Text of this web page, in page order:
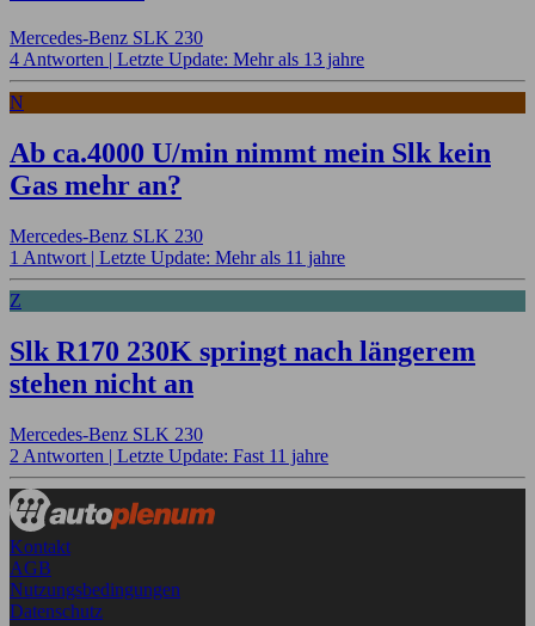
Mercedes-Benz SLK 230
4 Antworten | Letzte Update: Mehr als 13 jahre
N
Ab ca.4000 U/min nimmt mein Slk kein
Gas mehr an?
Mercedes-Benz SLK 230
1 Antwort | Letzte Update: Mehr als 11 jahre
Z
Slk R170 230K springt nach längerem
stehen nicht an
Mercedes-Benz SLK 230
2 Antworten | Letzte Update: Fast 11 jahre
Kontakt
AGB
Nutzungsbedingungen
Datenschutz